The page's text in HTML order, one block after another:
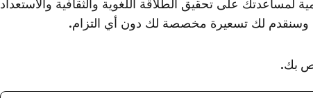
لمساعدتك على تحقيق الطلاقة اللغوية والثقافية والاستعداد
وسنقدم لك تسعيرة مخصصة لك دون أي التزام.
بك.